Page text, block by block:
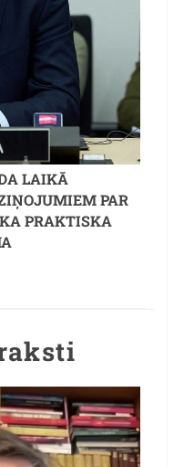
LAIKĀ
PAR
PRAKTISKA